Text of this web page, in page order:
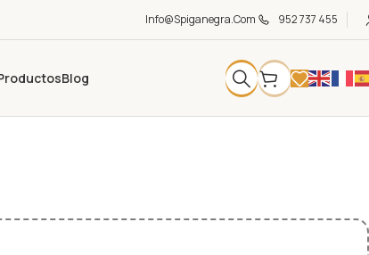
Info@spiganegra.com 952 737 455
Blog